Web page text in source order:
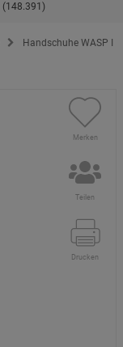
(148.391)
Handschuhe WASP I
Merken
Teilen
Drucken